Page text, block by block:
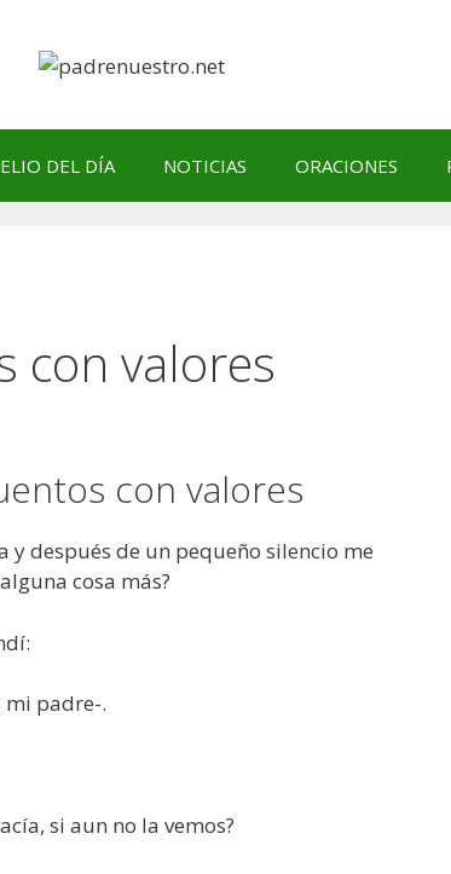
DEL DÍA NOTICIAS ORACIONES
con valores
con valores
y después de un pequeño silencio me
cosa más?
mi padre-.
si aun no la vemos?